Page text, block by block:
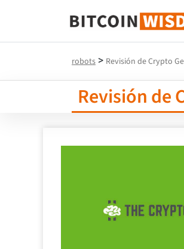
Sabiduría de Bitcoin
robots > Revisión de Crypto
Revisión de